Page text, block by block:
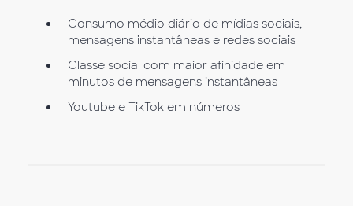
Consumo médio diário de mídias sociais,
mensagens instantâneas e redes sociais
Classe social com maior afinidade em
minutos de mensagens instantâneas
Youtube e TikTok em números